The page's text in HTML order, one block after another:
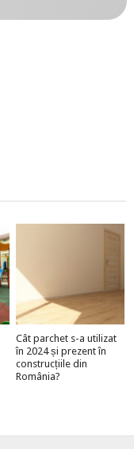
Cât parchet s-a utilizat
în 2024 și prezent în
construcțiile din
România?